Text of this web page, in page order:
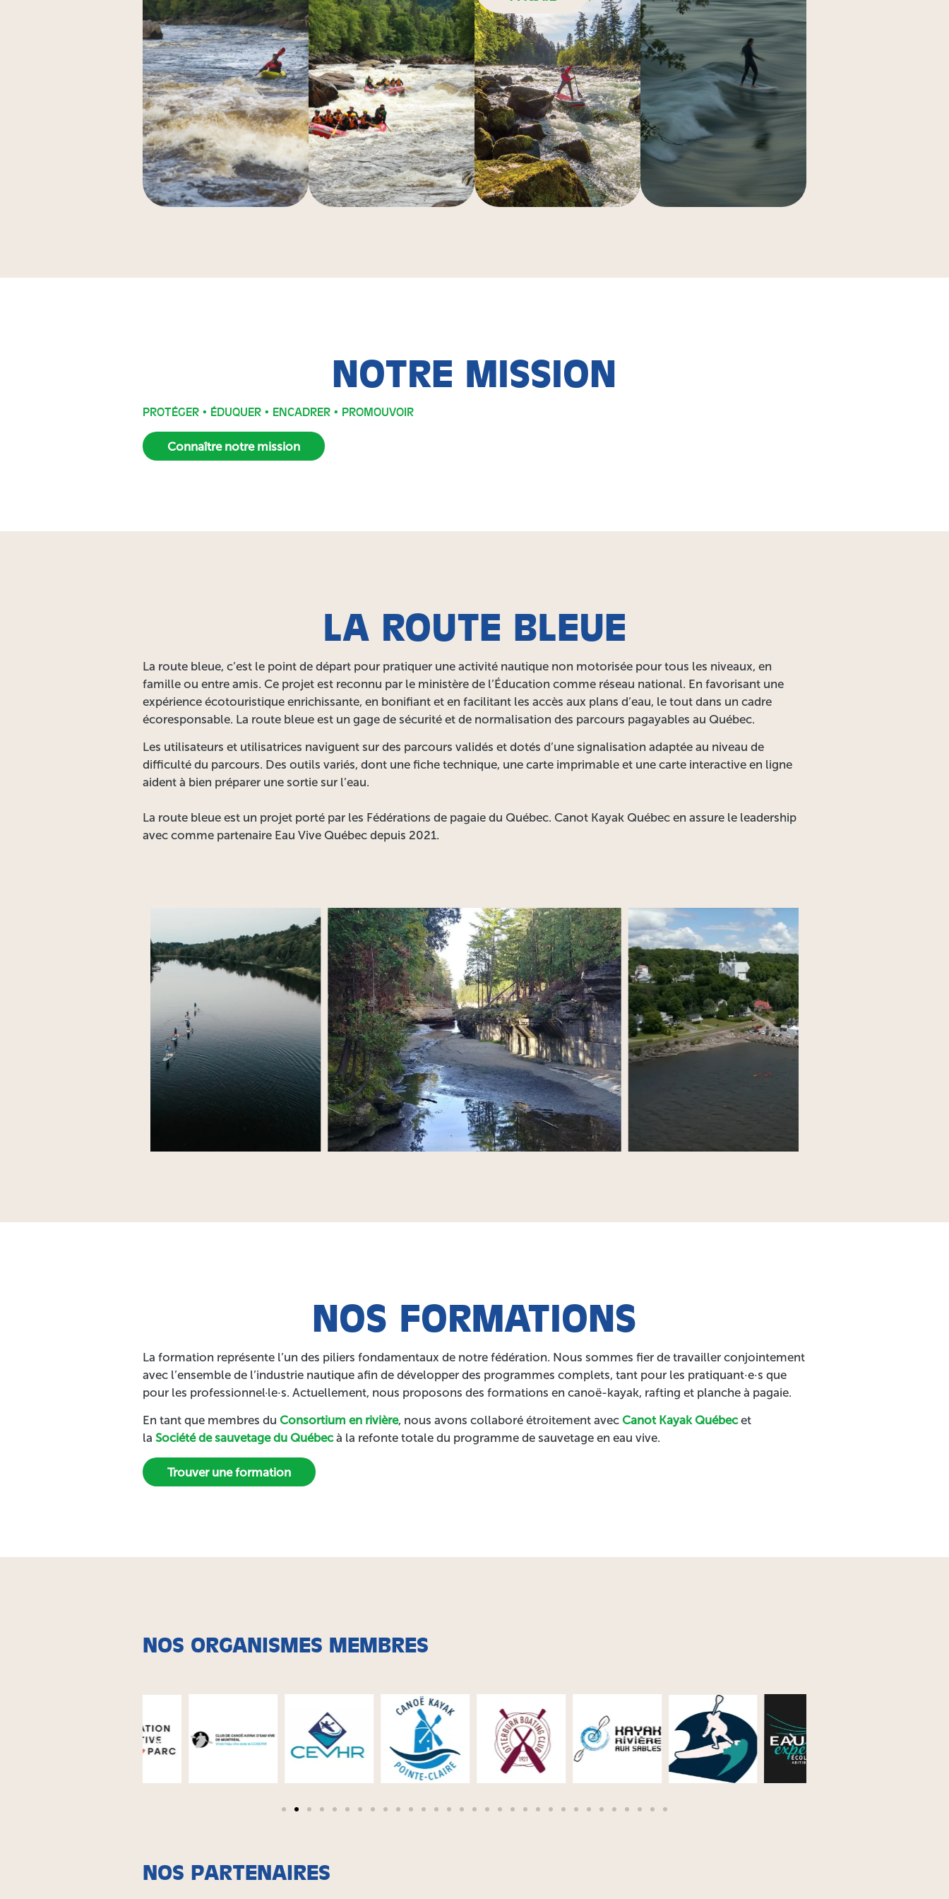
NOTRE MISSION
PROTÉGER • ÉDUQUER • ENCADRER • PROMOUVOIR
Connaître notre mission
LA ROUTE BLEUE
La route bleue, c’est le point de départ pour pratiquer une activité nautique non motorisée pour tous les niveaux, en
famille ou entre amis. Ce projet est reconnu par le ministère de l’Éducation comme réseau national. En favorisant une
expérience écotouristique enrichissante, en bonifiant et en facilitant les accès aux plans d’eau, le tout dans un cadre
écoresponsable. La route bleue est un gage de sécurité et de normalisation des parcours pagayables au Québec.
Les utilisateurs et utilisatrices naviguent sur des parcours validés et dotés d’une signalisation adaptée au niveau de
difficulté du parcours. Des outils variés, dont une fiche technique, une carte imprimable et une carte interactive en ligne
aident à bien préparer une sortie sur l’eau.
La route bleue est un projet porté par les Fédérations de pagaie du Québec. Canot Kayak Québec en assure le leadership
avec comme partenaire Eau Vive Québec depuis 2021.
NOS FORMATIONS
La formation représente l’un des piliers fondamentaux de notre fédération. Nous sommes fier de travailler conjointement
avec l’ensemble de l’industrie nautique afin de développer des programmes complets, tant pour les pratiquant·e·s que
pour les professionnel·le·s. Actuellement, nous proposons des formations en canoë-kayak, rafting et planche à pagaie.
En tant que membres du Consortium en rivière, nous avons collaboré étroitement avec Canot Kayak Québec et
la Société de sauvetage du Québecà la refonte totale du programme de sauvetage en eau vive.
Trouver une formation
NOS ORGANISMES MEMBRES
NOS PARTENAIRES